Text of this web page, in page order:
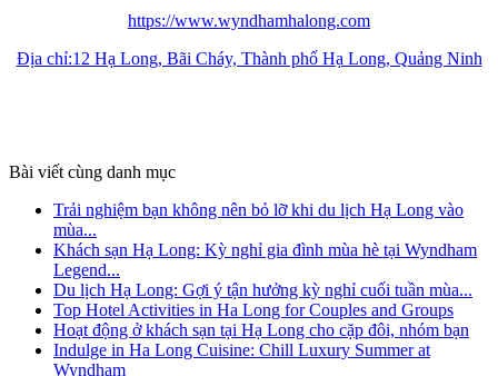
https://www.wyndhamhalong.com
Địa chỉ:12 Hạ Long, Bãi Cháy, Thành phố Hạ Long, Quảng Ninh
Bài viết cùng danh mục
Trải nghiệm bạn không nên bỏ lỡ khi du lịch Hạ Long vào
mùa...
Khách sạn Hạ Long: Kỳ nghỉ gia đình mùa hè tại Wyndham
Legend...
Du lịch Hạ Long: Gợi ý tận hưởng kỳ nghỉ cuối tuần mùa...
Top Hotel Activities in Ha Long for Couples and Groups
Hoạt động ở khách sạn tại Hạ Long cho cặp đôi, nhóm bạn
Indulge in Ha Long Cuisine: Chill Luxury Summer at
Wyndham